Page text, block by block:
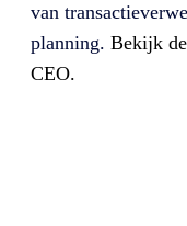
van
planning. Bekijk
CEO.